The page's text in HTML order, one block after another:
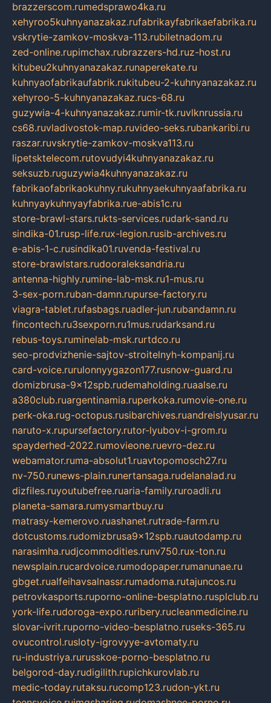
brazzerscom.rumedsprawo4ka.ru
xehyroo5kuhnyanazakaz.rufabrikayfabrikaefabrika.ru
vskrytie-zamkov-moskva-113.rubiletnadom.ru
zed-online.rupimchax.rubrazzers-hd.ruz-host.ru
kitubeu2kuhnyanazakaz.runaperekate.ru
kuhnyaofabrikaufabrik.rukitubeu-2-kuhnyanazakaz.ru
xehyroo-5-kuhnyanazakaz.rucs-68.ru
guzywia-4-kuhnyanazakaz.rumir-tk.ruvlknrussia.ru
cs68.ruvladivostok-map.ruvideo-seks.rubankaribi.ru
raszar.ruvskrytie-zamkov-moskva113.ru
lipetsktelecom.rutovudyi4kuhnyanazakaz.ru
seksuzb.ruguzywia4kuhnyanazakaz.ru
fabrikaofabrikaokuhny.rukuhnyaekuhnyaafabrika.ru
kuhnyaykuhnyayfabrika.rue-abis1c.ru
store-brawl-stars.rukts-services.rudark-sand.ru
sindika-01.rusp-life.rux-legion.rusib-archives.ru
e-abis-1-c.rusindika01.ruvenda-festival.ru
store-brawlstars.rudooraleksandria.ru
antenna-highly.rumine-lab-msk.ru1-mus.ru
3-sex-porn.ruban-damn.rupurse-factory.ru
viagra-tablet.rufasbags.ruadler-jun.rubandamn.ru
fincontech.ru3sexporn.ru1mus.rudarksand.ru
rebus-toys.ruminelab-msk.rurtdco.ru
seo-prodvizhenie-sajtov-stroitelnyh-kompanij.ru
card-voice.rurulonnyygazon177.rusnow-guard.ru
domizbrusa-9x12spb.rudemaholding.ruaalse.ru
a380club.ruargentinamia.ruperkoka.rumovie-one.ru
perk-oka.rug-octopus.rusibarchives.ruandreislyusar.ru
naruto-x.rupursefactory.rutor-lyubov-i-grom.ru
spayderhed-2022.rumovieone.ruevro-dez.ru
webamator.ruma-absolut1.ruavtopomosch27.ru
nv-750.runews-plain.runertansaga.rudelanalad.ru
dizfiles.ruyoutubefree.ruaria-family.ruroadli.ru
planeta-samara.rumysmartbuy.ru
matrasy-kemerovo.ruashanet.rutrade-farm.ru
dotcustoms.rudomizbrusa9x12spb.ruautodamp.ru
narasimha.rudjcommodities.runv750.rux-ton.ru
newsplain.rucardvoice.rumodopaper.rumanunae.ru
gbget.rualfeihavsalnassr.rumadoma.rutajuncos.ru
petrovkasports.ruporno-online-besplatno.rusplclub.ru
york-life.rudoroga-expo.ruribery.rucleanmedicine.ru
slovar-ivrit.ruporno-video-besplatno.ruseks-365.ru
ovucontrol.rusloty-igrovyye-avtomaty.ru
ru-industriya.rurusskoe-porno-besplatno.ru
belgorod-day.rudigilith.rupichkurovlab.ru
medic-today.rutaksu.rucomp123.rudon-ykt.ru